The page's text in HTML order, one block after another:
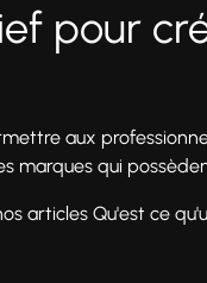
pour
aux
marques qui
articles Qu'est ce